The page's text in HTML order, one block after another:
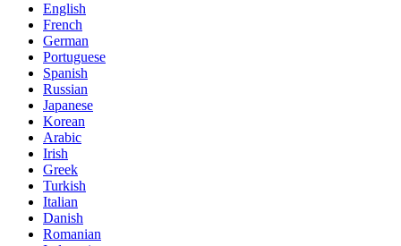
English
French
German
Portuguese
Spanish
Russian
Japanese
Korean
Arabic
Irish
Greek
Turkish
Italian
Danish
Romanian